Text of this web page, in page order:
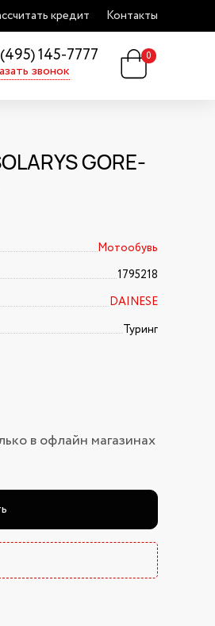
кредит Контакты
145-7777
звонок
0
GORE-
Мотообувь
1795218
DAINESE
Туринг
в офлайн магазинах